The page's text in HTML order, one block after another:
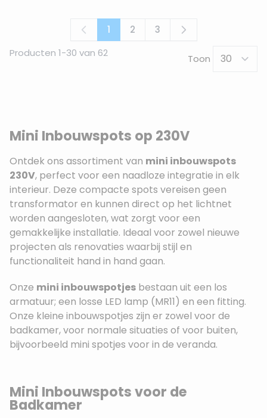
Producten 1-30 van 62
U lees momenteel pagina
1 Pagina
2 Pagina
3
Toon
Mini Inbouwspots op 230V
Ontdek ons assortiment van mini inbouwspots
230V, perfect voor een naadloze integratie in elk
interieur. Deze compacte spots vereisen geen
transformator en kunnen direct op het lichtnet
worden aangesloten, wat zorgt voor een
gemakkelijke installatie. Ideaal voor zowel nieuwe
projecten als renovaties waarbij stijl en
functionaliteit hand in hand gaan.
Onze mini inbouwspotjes bestaan uit een los
armatuur; een losse LED lamp (MR11) en een fitting.
Onze kleine inbouwspotjes zijn er zowel voor de
badkamer, voor normale situaties of voor buiten,
bijvoorbeeld mini spotjes voor in de veranda.
Mini Inbouwspots voor de
Badkamer